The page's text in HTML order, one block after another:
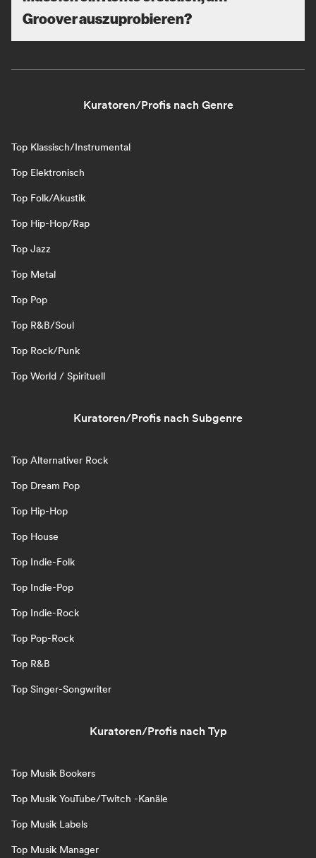
Groover auszuprobieren?
Kuratoren/Profis nach Genre
Top Klassisch/Instrumental
Top Elektronisch
Top Folk/Akustik
Top Hip-Hop/Rap
Top Jazz
Top Metal
Top Pop
Top R&B/Soul
Top Rock/Punk
Top World / Spirituell
Kuratoren/Profis nach Subgenre
Top Alternativer Rock
Top Dream Pop
Top Hip-Hop
Top House
Top Indie-Folk
Top Indie-Pop
Top Indie-Rock
Top Pop-Rock
Top R&B
Top Singer-Songwriter
Kuratoren/Profis nach Typ
Top Musik Bookers
Top Musik YouTube/Twitch -Kanäle
Top Musik Labels
Top Musik Manager